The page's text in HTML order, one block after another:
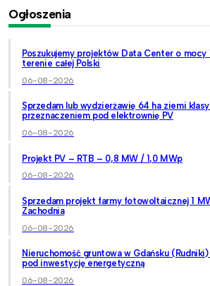
Ogłoszenia
Poszukujemy projektów Data Center o mocy
terenie całej Polski
06-08-2026
Sprzedam lub wydzierżawię 64 ha ziemi
przeznaczeniem pod elektrownię PV
06-08-2026
Projekt PV – RTB – 0,8 MW / 1,0 MWp
06-08-2026
Sprzedam projekt farmy fotowoltaicznej 1
Zachodnia
06-08-2026
Nieruchomość gruntowa w Gdańsku
pod inwestycję energetyczną
06-08-2026